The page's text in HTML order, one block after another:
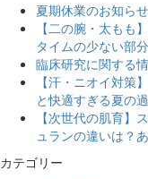
夏期休業のお知らせ
【二の腕・太もも
タイムの少ない部
臨床研究に関する
【汗・ニオイ対策
と快適すぎる夏の
【次世代の肌育】
ュランの違いは？
カテゴリー